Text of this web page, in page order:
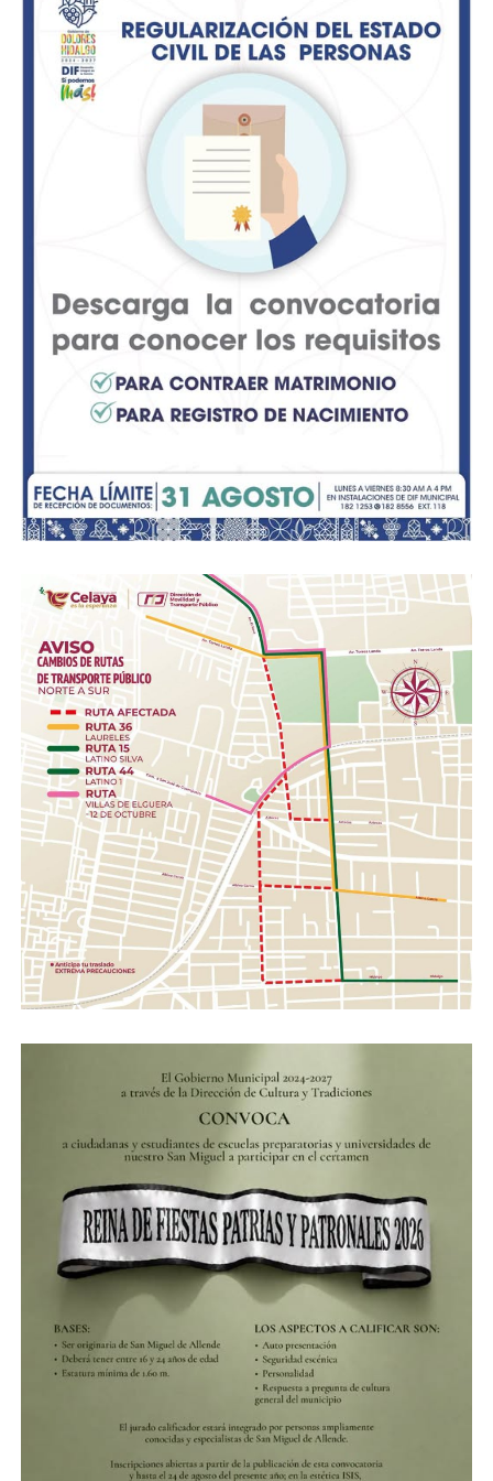
Participaron en dinámicas interactivas sobre la
evolución de los juegos de pelota ancestrales y
modernos, promoviendo el trabajo en equipo y la
Sobre el impacto del viaje, Héctor Eduardo Enríquez
Lara, Jefe del Departamento para la Convivencia Escolar
en la Delegación II, subrayó que la educación debe
trascender los muros del salón de clases.
El modelo de República Escolar se consolida en San José
de Iturbide como una plataforma práctica donde la
juventud ejerce la representación democrática, el